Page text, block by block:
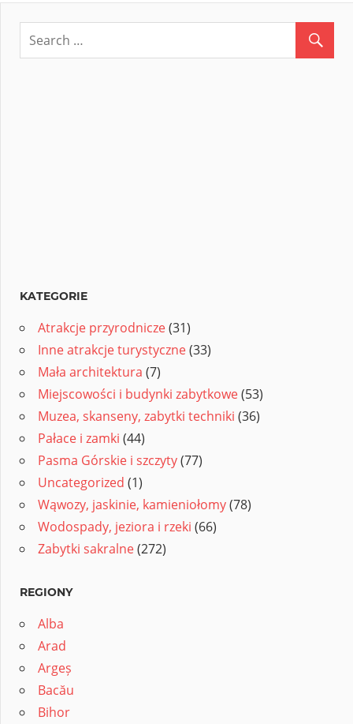
KATEGORIE
Atrakcje przyrodnicze(31)
Inne atrakcje turystyczne(33)
Mała architektura (7)
Miejscowości i budynki zabytkowe(53)
Muzea, skanseny, zabytki techniki (36)
Pałace i zamki (44)
Pasma Górskie i szczyty(77)
Uncategorized (1)
Wąwozy, jaskinie, kamieniołomy(78)
Wodospady, jeziora i rzeki (66)
Zabytki sakralne(272)
REGIONY
Alba
Arad
Argeș
Bacău
Bihor